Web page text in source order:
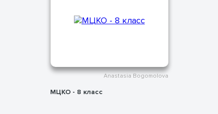
Anastasia Bogomolova
МЦКО - 8 класс